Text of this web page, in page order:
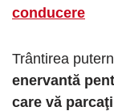
conducere
Trântirea
enervantă
care vă